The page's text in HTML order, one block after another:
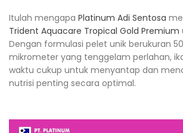
Itulah mengapa Platinum Adi Sentosa
Trident Aquacare Tropical Gold Premium
Dengan formulasi pelet unik berukuran
mikrometer yang tenggelam perlahan,
waktu cukup untuk menyantap dan
nutrisi penting secara optimal.